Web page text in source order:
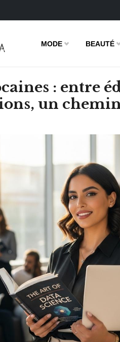
MODE BEAUTÉ
: entre
un
DE LA
- 11:09
VOTRE
SEMAINE
LUNDI 23